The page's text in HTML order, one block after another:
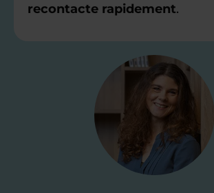
recontacte rapidement.
Je valide ma
candidature
test de 15 minutes